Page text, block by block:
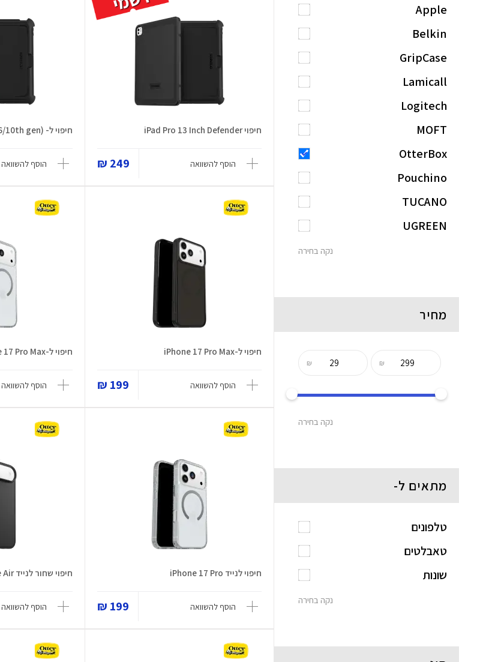
חיפוי iPad Pro 13 Inch Defender
הוסף להשוואה 249 ₪
חיפוי ל- iPad (A16/10th gen)
הוסף להשוואה
חיפוי ל-iPhone 17 Pro Max
הוסף להשוואה 199 ₪
חיפוי ל-iPhone 17 Pro Max
הוסף להשוואה
חיפוי לנייד iPhone 17 Pro
הוסף להשוואה 199 ₪
חיפוי שחור לנייד iPhone Air
הוסף להשוואה
Apple
Belkin
GripCase
Lamicall
Logitech
MOFT
OtterBox
Pouchino
TUCANO
UGREEN
נקה בחירה
מחיר
₪
₪
נקה בחירה
מתאים ל-
טלפונים
טאבלטים
שונות
נקה בחירה